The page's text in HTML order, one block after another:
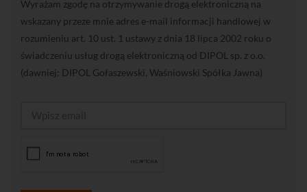
Wyrażam zgodę na otrzymywanie drogą elektroniczną na
wskazany przeze mnie adres e-mail informacji handlowej w
rozumieniu art. 10 ust. 1 ustawy z dnia 18 lipca 2002 roku o
świadczeniu usług drogą elektroniczną od DIPOL sp. z o.o.
(dawniej: DIPOL Gołaszewski, Waśniowski Spółka Jawna)